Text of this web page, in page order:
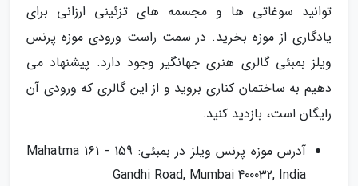
توانید سوغاتی ها و مجسمه های تزئینی ارزانی برای
یادگاری از موزه بخرید. در سمت راست ورودی موزه پرنس
ویلز بمبئی گالری هنری جهانگیر وجود دارد. پیشنهاد می
دهیم به ساختمان کناری بروید و از این گالری که ورودی آن
رایگان است، بازدید کنید.
آدرس موزه پرنس ویلز در بمبئی: 159 - 161 Mahatma
Gandhi Road, Mumbai 400032, India